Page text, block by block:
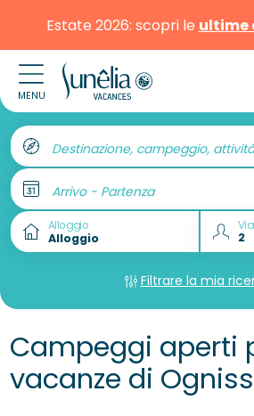
Estate 2026: scopri le ultime
MENU
Destinazione, campeggio,
Arrivo - Partenza
Alloggio
Filtrare la mia
Campeggi aperti
vacanze di